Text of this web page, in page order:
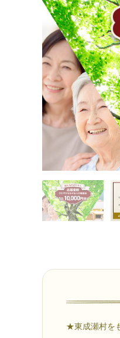
★東成瀬村を